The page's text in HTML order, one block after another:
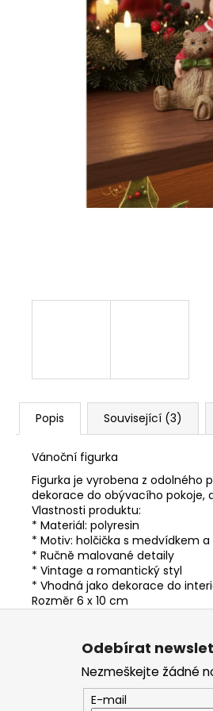
Popis Související (3)
Vánoční figurka
Figurka je vyrobena z
dekorace do obývacího pokoje,
Vlastnosti produktu:
* Materiál: polyresin
* Motiv: holčička s medvídkem a
* Ručně malované detaily
* Vintage a romantický styl
* Vhodná jako dekorace do
Rozměr 6 x 10 cm
STABILIZOVANÁ
ANDĚL
419 Kč
Z
Odebírat
Nezmeškejte žádné
E-mail